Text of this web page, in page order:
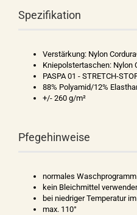
Spezifikation
Verstärkung: Nylon
Kniepolstertaschen: Nylon
PASPA 01 - STRETCH-
88% Polyamid/12%
+/- 260 g/m²
Pfegehinweise
normales Waschprogramm
kein Bleichmittel
bei niedriger Temperatur
max. 110°